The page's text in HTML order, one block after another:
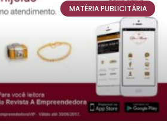
MATÉRIA PUBLICITÁRIA